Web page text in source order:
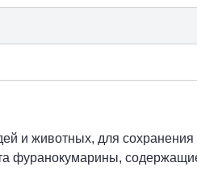
и животных, для
фуранокумарины,